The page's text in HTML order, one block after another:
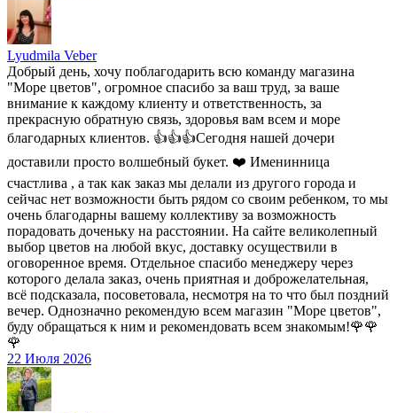
Lyudmila Veber
Добрый день, хочу поблагодарить всю команду магазина
"Море цветов", огромное спасибо за ваш труд, за ваше
внимание к каждому клиенту и ответственность, за
прекрасную обратную связь, здоровья вам всем и море
благодарных клиентов. 👍👍👍Сегодня нашей дочери
доставили просто волшебный букет. ❤️ Именинница
счастлива , а так как заказ мы делали из другого города и
сейчас нет возможности быть рядом со своим ребенком, то мы
очень благодарны вашему коллективу за возможность
порадовать доченьку на расстоянии. На сайте великолепный
выбор цветов на любой вкус, доставку осуществили в
оговоренное время. Отдельное спасибо менеджеру через
которого делала заказ, очень приятная и доброжелательная,
всё подсказала, посоветовала, несмотря на то что был поздний
вечер. Однозначно рекомендую всем магазин "Море цветов",
буду обращаться к ним и рекомендовать всем знакомым!🌹🌹
🌹
22 Июля 2026